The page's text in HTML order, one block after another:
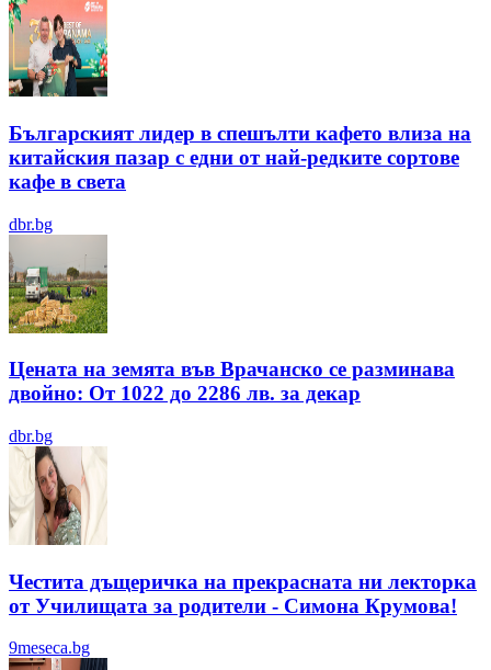
Българският лидер в спешълти кафето влиза на
китайския пазар с едни от най-редките сортове
кафе в света
dbr.bg
Цената на земята във Врачанско се разминава
двойно: От 1022 до 2286 лв. за декар
dbr.bg
Честита дъщеричка на прекрасната ни лекторка
от Училищата за родители - Симона Крумова!
9meseca.bg